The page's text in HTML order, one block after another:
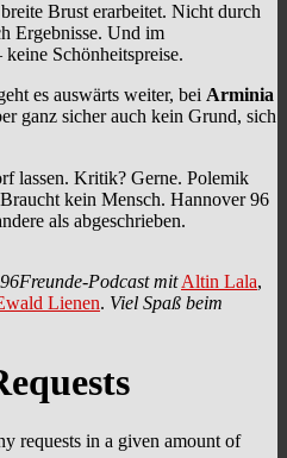
Brust erarbeitet. Nicht durch
Ergebnisse. Und im
Schönheitspreise.
es auswärts weiter, bei Arminia
ganz sicher auch kein Grund, sich
lassen. Kritik? Gerne. Polemik
kein Mensch. Hannover 96
als abgeschrieben.
Podcast mit Altin Lala,
Lienen. Viel Spaß beim